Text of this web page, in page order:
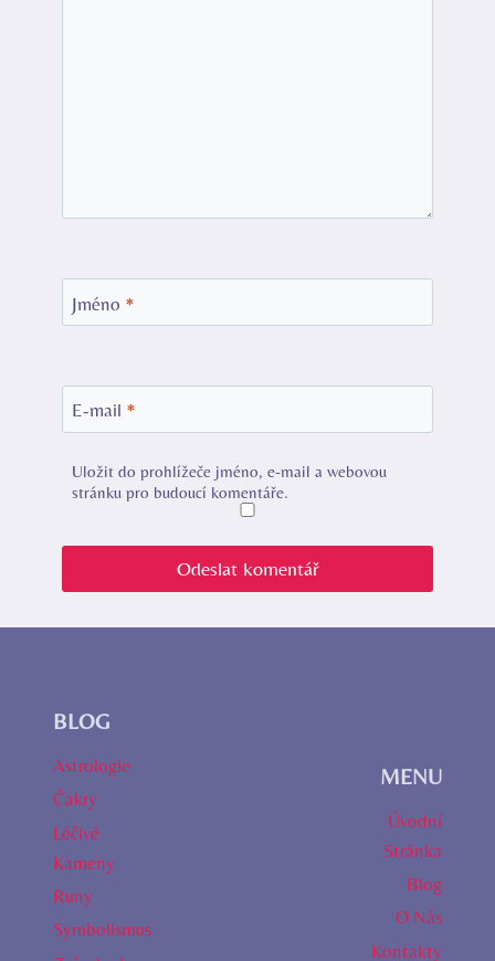
Jméno *
E-mail *
Uložit do prohlížeče jméno, e-mail a webovou
stránku pro budoucí komentáře.
BLOG
Astrologie
Čakry
Léčivé
Kameny
Runy
Symbolismus
MENU
Úvodní
Stránka
Blog
O Nás
Kontakty